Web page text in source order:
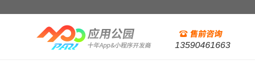
13590461663